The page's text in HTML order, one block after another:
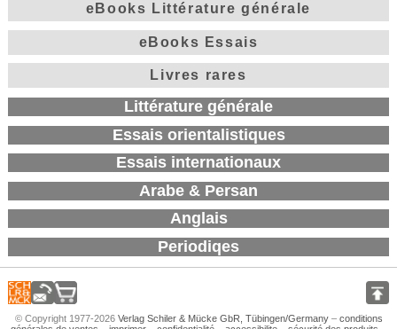
eBooks Littérature générale
eBooks Essais
Livres rares
Littérature générale
Essais orientalistiques
Essais internationaux
Arabe & Persan
Anglais
Periodiqes
© Copyright 1977-2026 Verlag Schiler & Mücke GbR, Tübingen/Germany– conditions